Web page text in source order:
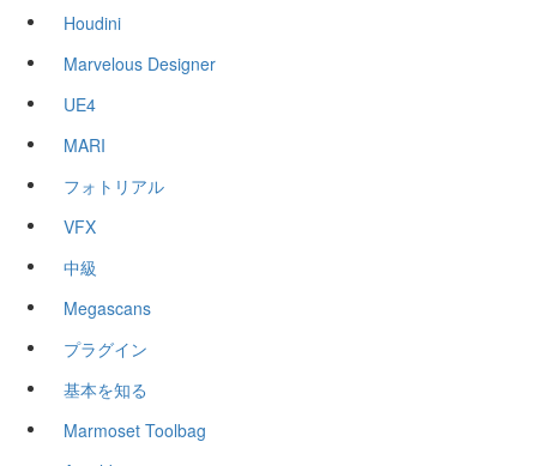
Houdini
Marvelous Designer
UE4
MARI
フォトリアル
VFX
中級
Megascans
プラグイン
基本を知る
Marmoset Toolbag